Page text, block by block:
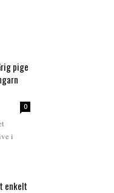
pige
0
i
enkelt